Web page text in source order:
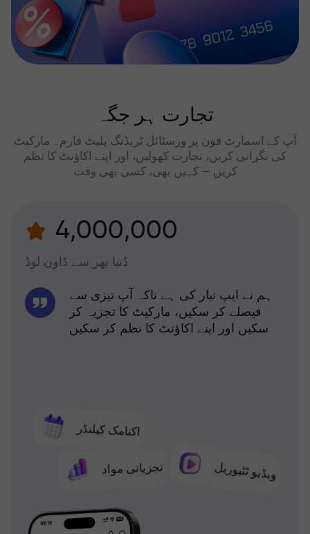
تجارت ہر جگہ
آپ کے اسمارٹ فون پر ورسٹائل ٹریڈنگ پلیٹ فارم۔ مارکیٹ
کی نگرانی کریں، تجارت کھولیں، اور اپنے اکاؤنٹ کا نظم
کریں — کہیں بھی، کسی بھی وقت
4,000,000
دُنیا بھر سے ڈاون لوڈ
اکنامک کیلنڈر
تجزیاتی مواد ویڈیو ٹٹیوریل
ہم نے ایپ تیار کی ہے تاکہ آپ تیزی سے
فیصلے کر سکیں، مارکیٹ کا تجزیہ کر
سکیں اور اپنے اکاؤنٹ کا نظم کر سکیں